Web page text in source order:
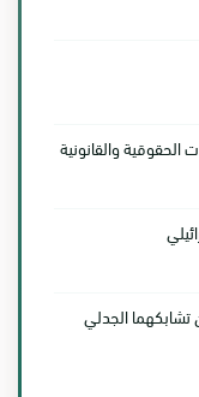
والقانونية
تشابكهما الجدلي